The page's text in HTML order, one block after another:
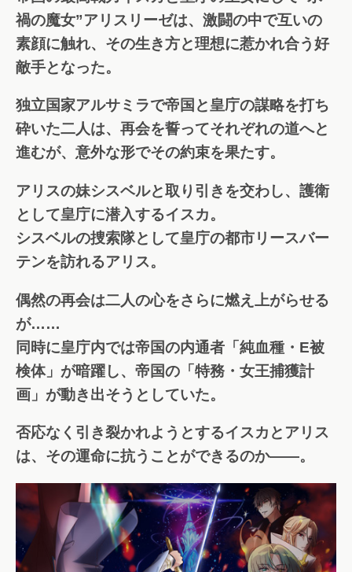
禍の魔女”アリスリーゼは、激闘の中で互いの
素顔に触れ、その生き方と理想に惹かれ合う好
敵手となった。
独立国家アルサミラで帝国と皇庁の謀略を打ち
砕いた二人は、再会を誓ってそれぞれの道へと
進むが、意外な形でその約束を果たす。
アリスの妹シスベルと取り引きを交わし、護衛
として皇庁に潜入するイスカ。
シスベルの捜索隊として皇庁の都市リースバー
テンを訪れるアリス。
偶然の再会は二人の心をさらに燃え上がらせる
が……
同時に皇庁内では帝国の内通者「純血種・E被
検体」が暗躍し、帝国の「特務・女王捕獲計
画」が動き出そうとしていた。
否応なく引き裂かれようとするイスカとアリス
は、その運命に抗うことができるのか――。